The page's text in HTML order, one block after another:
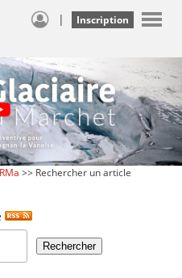
| Inscription
>> Rechercher un article